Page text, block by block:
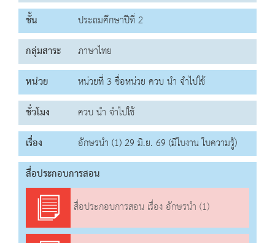
ชั้น
ประถมศึกษาปีที่ 2
กลุ่มสาระ
ภาษาไทย
หน่วย
หน่วยที่ 3 ชื่อหน่วย ควบ นำ จำไปใช้
ชั่วโมง
ควบ นำ จำไปใช้
เรื่อง
อักษรนำ (1) 29 มิ.ย. 69 (มีใบงาน ใบความรู้)
สื่อประกอบการสอน
สื่อประกอบการสอน เรื่อง อักษรนำ (1)